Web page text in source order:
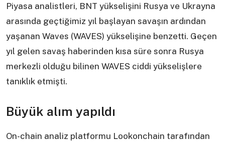
Piyasa analistleri, BNT yükselişini Rusya ve Ukrayna
arasında geçtiğimiz yıl başlayan savaşın ardından
yaşanan Waves (WAVES) yükselişine benzetti. Geçen
yıl gelen savaş haberinden kısa süre sonra Rusya
merkezli olduğu bilinen WAVES ciddi yükselişlere
tanıklık etmişti.
Büyük alım yapıldı
On-chain analiz platformu Lookonchain tarafından